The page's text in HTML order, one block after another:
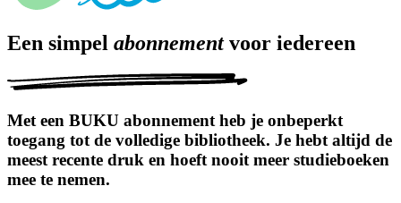
Een simpel abonnementvoor iedereen
Met een BUKU abonnement heb je onbeperkt
toegang tot de volledige bibliotheek. Je hebt altijd de
meest recente druk en hoeft nooit meer studieboeken
mee te nemen.